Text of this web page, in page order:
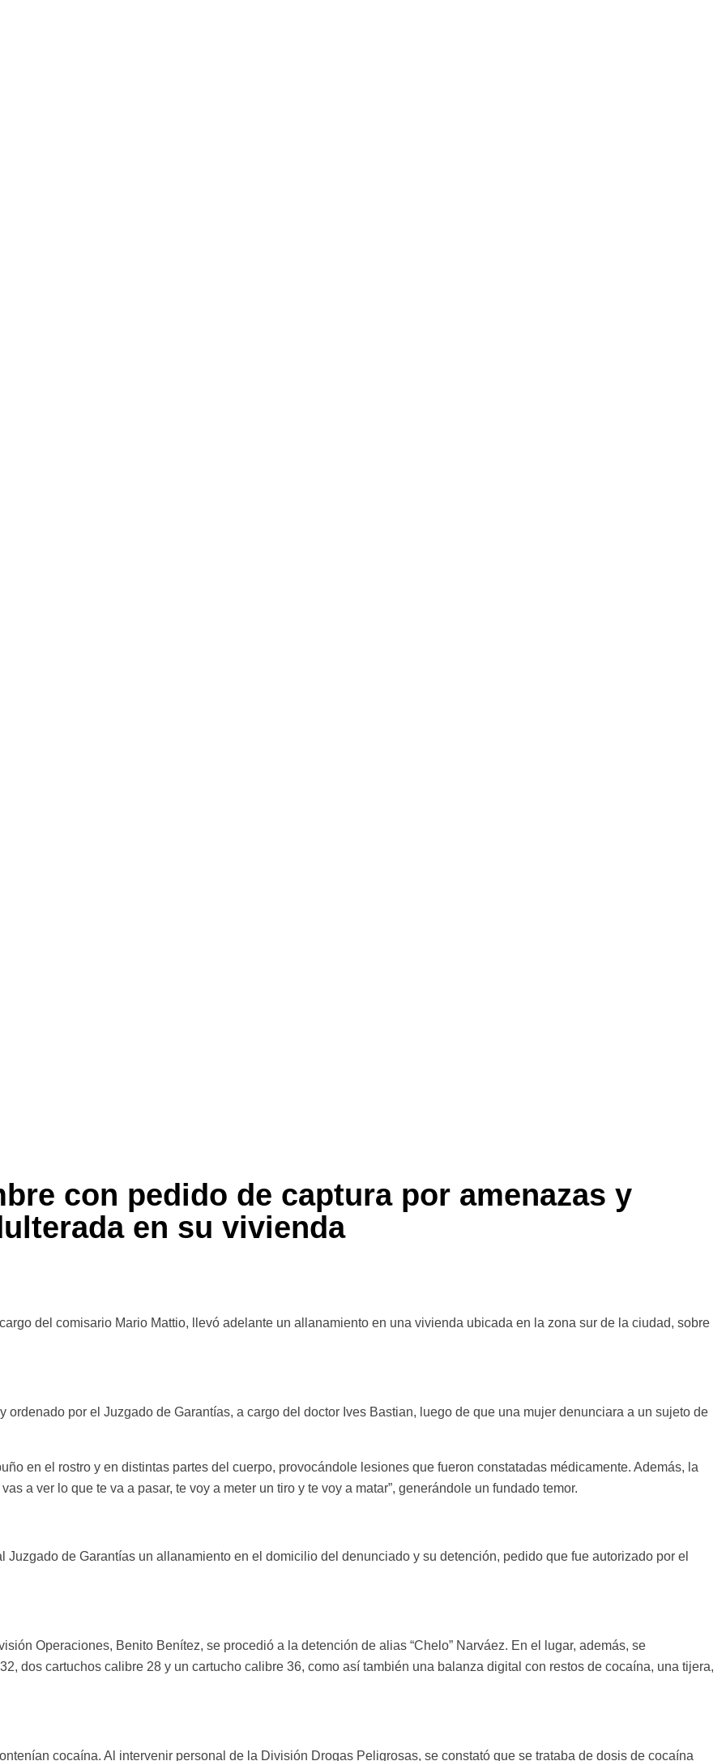
con pedido de captura por amenazas y
en su vivienda
del comisario Mario Mattio, llevó adelante un allanamiento en una vivienda ubicada en la zona sur de la ciudad, sobre
ordenado por el Juzgado de Garantías, a cargo del doctor Ives Bastian, luego de que una mujer denunciara a un sujeto de
en el rostro y en distintas partes del cuerpo, provocándole lesiones que fueron constatadas médicamente. Además, la
a ver lo que te va a pasar, te voy a meter un tiro y te voy a matar”, generándole un fundado temor.
de Garantías un allanamiento en el domicilio del denunciado y su detención, pedido que fue autorizado por el
Operaciones, Benito Benítez, se procedió a la detención de alias “Chelo” Narváez. En el lugar, además, se
dos cartuchos calibre 28 y un cartucho calibre 36, como así también una balanza digital con restos de cocaína, una tijera,
cocaína. Al intervenir personal de la División Drogas Peligrosas, se constató que se trataba de dosis de cocaína